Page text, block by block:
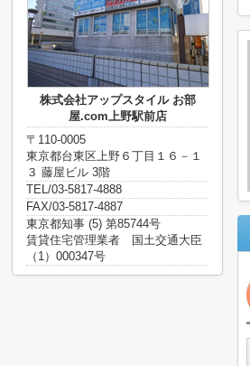
株式会社アップスタイル お部
屋.com上野駅前店
〒110-0005
東京都台東区上野６丁目１６－１
３ 藤屋ビル 3階
TEL/03-5817-4888
FAX/03-5817-4887
東京都知事 (5) 第85744号
賃貸住宅管理業者 国土交通大臣
（1）000347号